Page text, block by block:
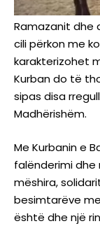
Ramazanit dhe
cili përkon me
karakterizohet
Kurban do të
sipas disa
Madhërishëm.
Me Kurbanin e
falënderimi dhe
mëshira,
besimtarëve
është dhe një